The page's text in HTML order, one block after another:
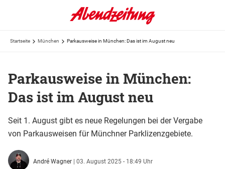
Startseite München Parkausweise in München: Das ist im August neu
Parkausweise in München:
Das ist im August neu
Seit 1. August gibt es neue Regelungen bei der Vergabe
von Parkausweisen für Münchner Parklizenzgebiete.
André Wagner | 03. August 2025 - 18:49 Uhr